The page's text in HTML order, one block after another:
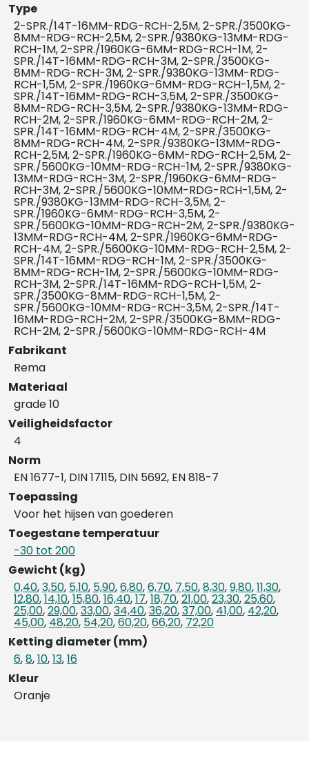
Type
2-SPR./14T-16MM-RDG-RCH-2,5M, 2-SPR./3500KG-
8MM-RDG-RCH-2,5M, 2-SPR./9380KG-13MM-RDG-
RCH-1M, 2-SPR./1960KG-6MM-RDG-RCH-1M, 2-
SPR./14T-16MM-RDG-RCH-3M, 2-SPR./3500KG-
8MM-RDG-RCH-3M, 2-SPR./9380KG-13MM-RDG-
RCH-1,5M, 2-SPR./1960KG-6MM-RDG-RCH-1,5M, 2-
SPR./14T-16MM-RDG-RCH-3,5M, 2-SPR./3500KG-
8MM-RDG-RCH-3,5M, 2-SPR./9380KG-13MM-RDG-
RCH-2M, 2-SPR./1960KG-6MM-RDG-RCH-2M, 2-
SPR./14T-16MM-RDG-RCH-4M, 2-SPR./3500KG-
8MM-RDG-RCH-4M, 2-SPR./9380KG-13MM-RDG-
RCH-2,5M, 2-SPR./1960KG-6MM-RDG-RCH-2,5M, 2-
SPR./5600KG-10MM-RDG-RCH-1M, 2-SPR./9380KG-
13MM-RDG-RCH-3M, 2-SPR./1960KG-6MM-RDG-
RCH-3M, 2-SPR./5600KG-10MM-RDG-RCH-1,5M, 2-
SPR./9380KG-13MM-RDG-RCH-3,5M, 2-
SPR./1960KG-6MM-RDG-RCH-3,5M, 2-
SPR./5600KG-10MM-RDG-RCH-2M, 2-SPR./9380KG-
13MM-RDG-RCH-4M, 2-SPR./1960KG-6MM-RDG-
RCH-4M, 2-SPR./5600KG-10MM-RDG-RCH-2,5M, 2-
SPR./14T-16MM-RDG-RCH-1M, 2-SPR./3500KG-
8MM-RDG-RCH-1M, 2-SPR./5600KG-10MM-RDG-
RCH-3M, 2-SPR./14T-16MM-RDG-RCH-1,5M, 2-
SPR./3500KG-8MM-RDG-RCH-1,5M, 2-
SPR./5600KG-10MM-RDG-RCH-3,5M, 2-SPR./14T-
16MM-RDG-RCH-2M, 2-SPR./3500KG-8MM-RDG-
RCH-2M, 2-SPR./5600KG-10MM-RDG-RCH-4M
Fabrikant
Rema
Materiaal
grade 10
Veiligheidsfactor
4
Norm
EN 1677-1, DIN 17115, DIN 5692, EN 818-7
Toepassing
Voor het hijsen van goederen
Toegestane temperatuur
-30 tot 200
Gewicht (kg)
0,40,3,50, 5,10, 5,90,6,80,6,70, 7,50,8,30,9,80,11,30,
12,80,14,10,15,80,16,40,17,18,70,21,00,23,30,25,60,
25,00,29,00,33,00,34,40,36,20,37,00, 41,00, 42,20,
45,00, 48,20, 54,20,60,20,66,20, 72,20
Ketting diameter (mm)
6,8,10,13,16
Kleur
Oranje